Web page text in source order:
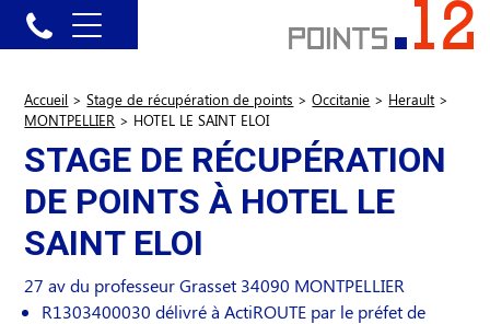
Accueil > Stage de récupération de points > Occitanie > Herault >
MONTPELLIER > HOTEL LE SAINT ELOI
STAGE DE RÉCUPÉRATION
DE POINTS À HOTEL LE
SAINT ELOI
27 av du professeur Grasset 34090 MONTPELLIER
R1303400030 délivré à ActiROUTE par le préfet de